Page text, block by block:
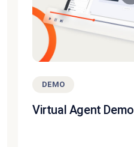
DEMO
Virtual Agent Demo